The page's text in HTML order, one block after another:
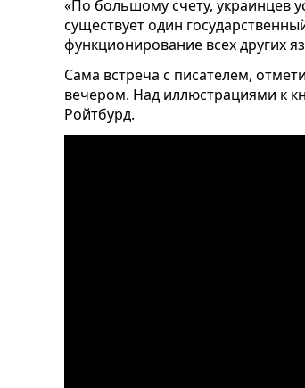
«По большому счету, украинцев
существует один
функционирование всех других
Сама встреча с писателем,
вечером. Над иллюстрациями к
Ройтбурд.